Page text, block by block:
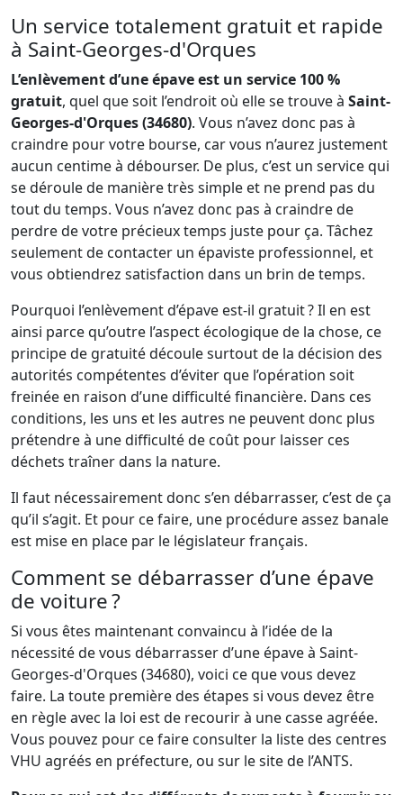
Un service totalement gratuit et rapide
à Saint-Georges-d'Orques
L’enlèvement d’une épave est un service 100 %
gratuit, quel que soit l’endroit où elle se trouve à Saint-
Georges-d'Orques (34680). Vous n’avez donc pas à
craindre pour votre bourse, car vous n’aurez justement
aucun centime à débourser. De plus, c’est un service qui
se déroule de manière très simple et ne prend pas du
tout du temps. Vous n’avez donc pas à craindre de
perdre de votre précieux temps juste pour ça. Tâchez
seulement de contacter un épaviste professionnel, et
vous obtiendrez satisfaction dans un brin de temps.
Pourquoi l’enlèvement d’épave est-il gratuit ? Il en est
ainsi parce qu’outre l’aspect écologique de la chose, ce
principe de gratuité découle surtout de la décision des
autorités compétentes d’éviter que l’opération soit
freinée en raison d’une difficulté financière. Dans ces
conditions, les uns et les autres ne peuvent donc plus
prétendre à une difficulté de coût pour laisser ces
déchets traîner dans la nature.
Il faut nécessairement donc s’en débarrasser, c’est de ça
qu’il s’agit. Et pour ce faire, une procédure assez banale
est mise en place par le législateur français.
Comment se débarrasser d’une épave
de voiture ?
Si vous êtes maintenant convaincu à l’idée de la
nécessité de vous débarrasser d’une épave à Saint-
Georges-d'Orques (34680), voici ce que vous devez
faire. La toute première des étapes si vous devez être
en règle avec la loi est de recourir à une casse agréée.
Vous pouvez pour ce faire consulter la liste des centres
VHU agréés en préfecture, ou sur le site de l’ANTS.